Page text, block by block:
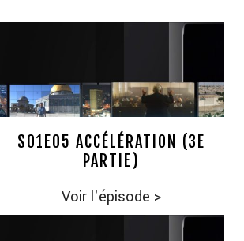
S01E05 ACCÉLÉRATION (3E
PARTIE)
Voir l'épisode >